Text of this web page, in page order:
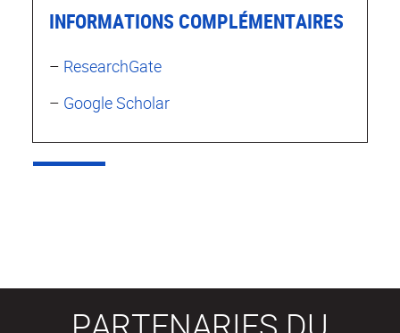
INFORMATIONS COMPLÉMENTAIRES
– ResearchGate
– Google Scholar